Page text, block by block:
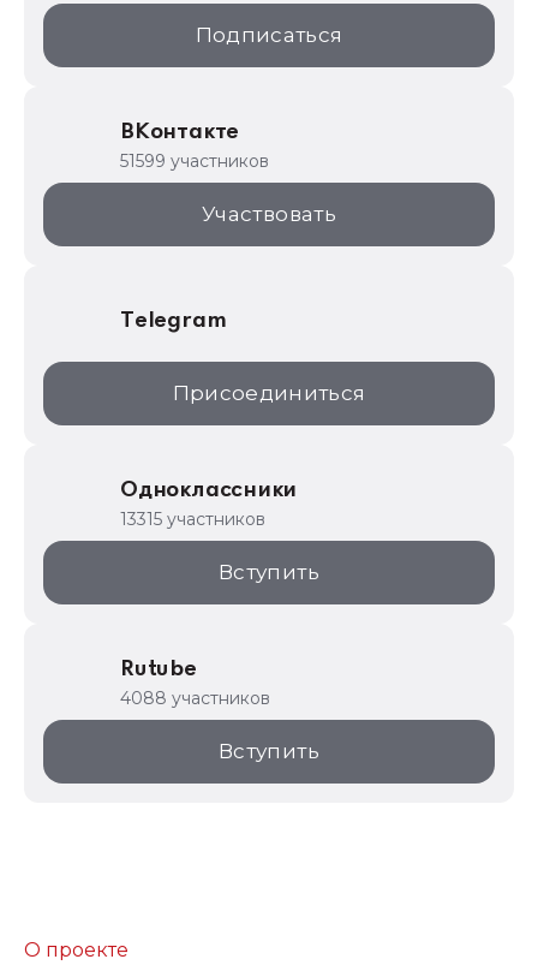
1С:Образование
ИТС.1C.ru
1С:Торговая площадка
Подписаться
ВКонтакте
51599 участников
Участвовать
Telegram
Присоединиться
Одноклассники
13315 участников
Вступить
Rutube
4088 участников
Вступить
О проекте